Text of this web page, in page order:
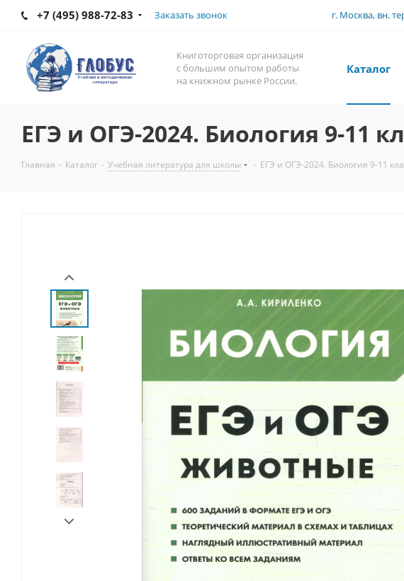
+7 (495) 988-72-83 Заказать звонок г. Москва, вн.
Книготорговая организация
с большим опытом работы
на книжном рынке России.
Каталог
ЕГЭ и ОГЭ-2024. Биология 9-11
Главная - Каталог - Учебная литература для школы - ЕГЭ и ОГЭ-2024. Биология 9-11